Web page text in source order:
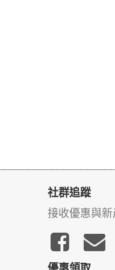
社群追蹤
接收優惠與